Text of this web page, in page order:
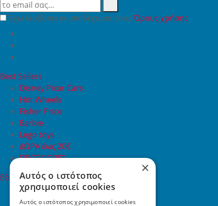
Έχω διαβάσει κι αποδέχομαι τουςΌρους χρήσης
Best Sellers
Disney Pixar Cars
Hot Wheels
Fisher Price
Barbie
Lego toys
ΔΩΡΑ έως 20€
ΠΡΟΣΦΟΡΕΣ
Εξυπηρέτηση Πελατών
Εξυπηρέτηση πελατών
Συχνές ερωτήσεις
×
Αυτός ο ιστότοπος
χρησιμοποιεί cookies
Αυτός ο ιστότοπος χρησιμοποιεί cookies